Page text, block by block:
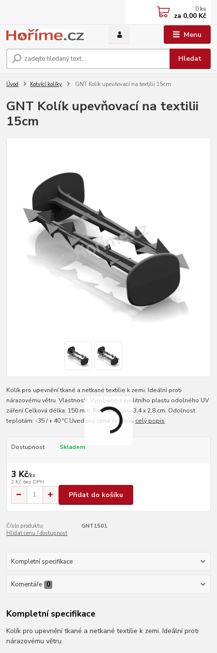
Menu
Hledat
0 ks
za 0,00 Kč
Úvod Kotvící kolíky GNT Kolík upevňovací na textilii 15cm
GNT Kolík upevňovací na textilii
15cm
Kolík pro upevnění tkané a netkané textilie k zemi. Ideální proti
nárazovému větru. Vlastnosti: Vyrobeno z kvalitního plastu odolného UV
záření Celková délka: 150 mm. Rozměr hlavy: 3,4 x 2,8 cm. Odolnost
teplotám: -35 / + 40 ºC Uvedená cena za 1 kus celý popis
Dostupnost Skladem
3 Kč/ks
2 Kč bez DPH
Přidat do košíku
Číslo produktu:
GNT1501
Hlídat cenu / dostupnost
Kompletní specifikace
Komentáře 0
Kompletní specifikace
Kolík pro upevnění tkané a netkané textilie k zemi. Ideální proti
nárazovému větru.